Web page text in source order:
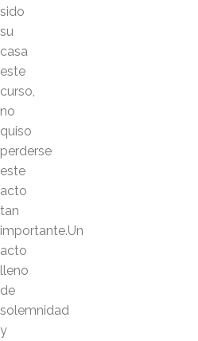
sido
su
casa
este
curso,
no
quiso
perderse
este
acto
tan
importante.Un
acto
lleno
de
solemnidad
y